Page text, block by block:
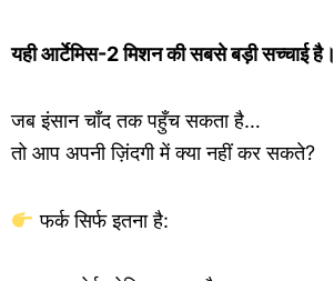
यही आर्टेमिस-2 मिशन की सबसे बड़ी सच्चाई है।
जब इंसान चाँद तक पहुँच सकता है…
तो आप अपनी ज़िंदगी में क्या नहीं कर सकते?
फर्क सिर्फ इतना है: